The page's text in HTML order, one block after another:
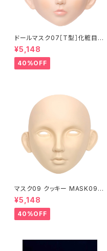
ドールマスク07［T型］化粧目穴
処理済 MASK07 [DOLL T] O
pening eye hole and make
up
¥5,148
40%OFF
マスク09 クッキー MASK09
“COOKIE”
¥5,148
40%OFF